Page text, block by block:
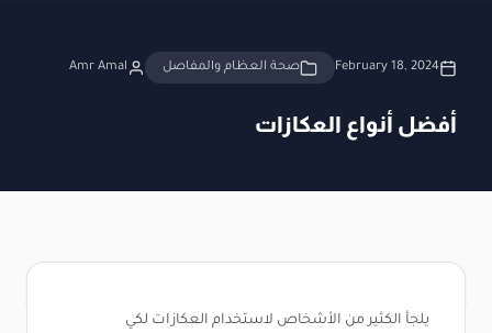
February 18, 2024 صحة العظام والمفاصل Amr Amal
أفضل أنواع العكازات
يلجأ الكثير من الأشخاص لاستخدام العكازات لكي